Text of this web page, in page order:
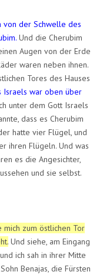
von der Schwelle des
Und die Cherubim
Augen von der Erde
waren neben ihnen.
Tores des Hauses
Israels war oben über
unter dem Gott Israels
dass es Cherubim
hatte vier Flügel, und
ihren Flügeln. Und was
es die Angesichter,
und sie selbst.
zum östlichen Tor
Und siehe, am Eingang
ich sah in ihrer Mitte
Benajas, die Fürsten